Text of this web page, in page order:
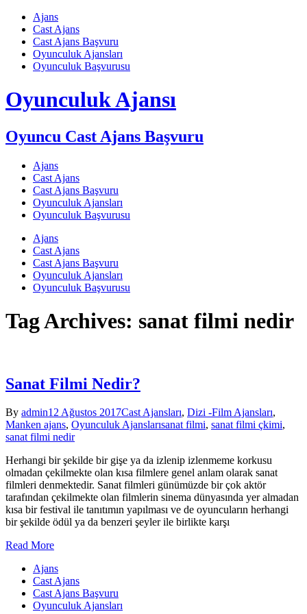
Skip
content
Ajans
Cast Ajans
Cast Ajans Başvuru
Oyunculuk Ajansları
Oyunculuk Başvurusu
Oyunculuk Ajansı
Oyuncu Cast Ajans Başvuru
Ajans
Cast Ajans
Cast Ajans Başvuru
Oyunculuk Ajansları
Oyunculuk Başvurusu
Ajans
Cast Ajans
Cast Ajans Başvuru
Oyunculuk Ajansları
Oyunculuk Başvurusu
Tag Archives: sanat filmi nedir
Sanat Filmi Nedir?
By admin12 Ağustos 2017Cast Ajansları, Dizi -Film Ajansları,
Manken ajans, Oyunculuk Ajanslarısanat filmi, sanat filmi çkimi,
sanat filmi nedir
Herhangi bir şekilde bir gişe ya da izlenip izlenmeme korkusu
olmadan çekilmekte olan kısa filmlere genel anlam olarak sanat
filmleri denmektedir. Sanat filmleri günümüzde bir çok aktör
tarafından çekilmekte olan filmlerin sinema dünyasında yer almadan
kısa bir festival ile tanıtımın yapılması ve de oyuncuların herhangi
bir şekilde ödül ya da benzeri şeyler ile birlikte karşı
Read More
Ajans
Cast Ajans
Cast Ajans Başvuru
Oyunculuk Ajansları